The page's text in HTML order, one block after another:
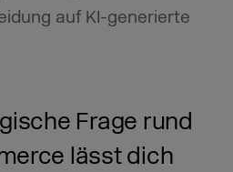
auf KI-generierte
Frage rund
lässt dich